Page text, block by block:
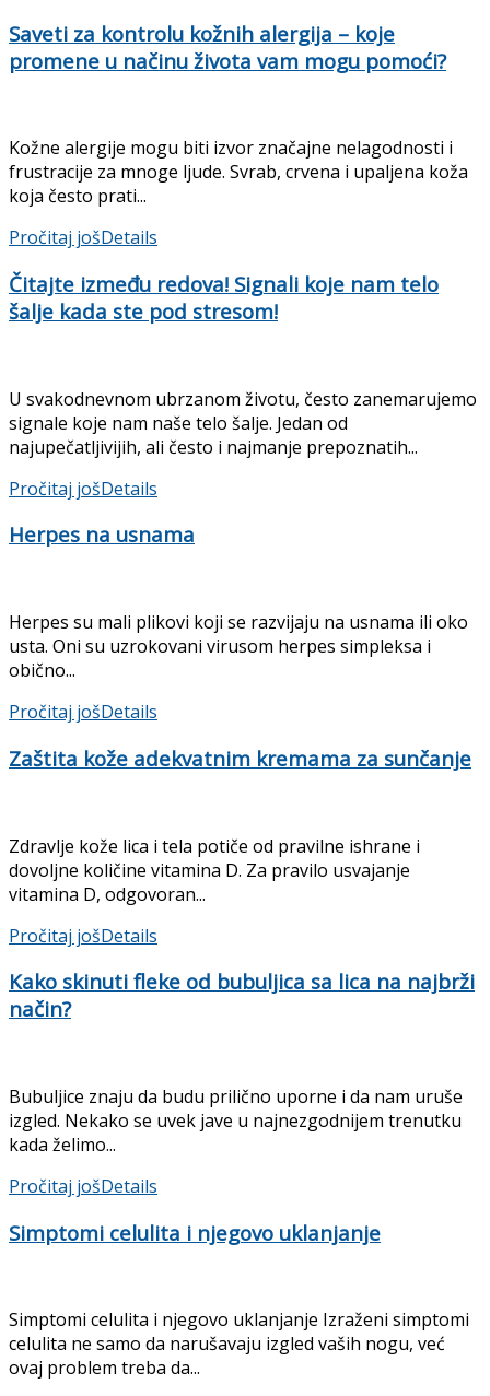
Saveti za kontrolu kožnih alergija – koje
promene u načinu života vam mogu pomoći?
Kožne alergije mogu biti izvor značajne nelagodnosti i
frustracije za mnoge ljude. Svrab, crvena i upaljena koža
koja često prati...
Pročitaj jošDetails
Čitajte između redova! Signali koje nam telo
šalje kada ste pod stresom!
U svakodnevnom ubrzanom životu, često zanemarujemo
signale koje nam naše telo šalje. Jedan od
najupečatljivijih, ali često i najmanje prepoznatih...
Pročitaj jošDetails
Herpes na usnama
Herpes su mali plikovi koji se razvijaju na usnama ili oko
usta. Oni su uzrokovani virusom herpes simpleksa i
obično...
Pročitaj jošDetails
Zaštita kože adekvatnim kremama za sunčanje
Zdravlje kože lica i tela potiče od pravilne ishrane i
dovoljne količine vitamina D. Za pravilo usvajanje
vitamina D, odgovoran...
Pročitaj jošDetails
Kako skinuti fleke od bubuljica sa lica na najbrži
način?
Bubuljice znaju da budu prilično uporne i da nam uruše
izgled. Nekako se uvek jave u najnezgodnijem trenutku
kada želimo...
Pročitaj jošDetails
Simptomi celulita i njegovo uklanjanje
Simptomi celulita i njegovo uklanjanje Izraženi simptomi
celulita ne samo da narušavaju izgled vaših nogu, već
ovaj problem treba da...